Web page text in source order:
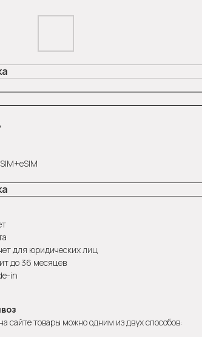
для юридических лиц
до 36 месяцев
in
сайте товары можно одним из двух способов: